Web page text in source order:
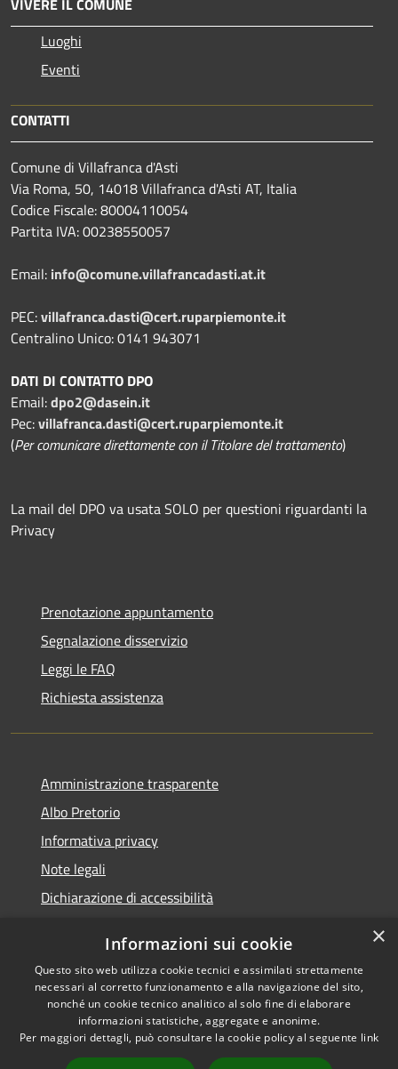
VIVERE IL COMUNE
Luoghi
Eventi
CONTATTI
Comune di Villafranca d'Asti
Via Roma, 50, 14018 Villafranca d'Asti AT, Italia
Codice Fiscale: 80004110054
Partita IVA: 00238550057
Email: info@comune.villafrancadasti.at.it
PEC:villafranca.dasti@cert.ruparpiemonte.it
Centralino Unico: 0141 943071
DATI DI CONTATTO DPO
Email:dpo2@dasein.it
Pec:villafranca.dasti@cert.ruparpiemonte.it
(Per comunicare direttamente con il Titolare del trattamento)
La mail del DPO va usata SOLO per questioni riguardanti la
Privacy
Prenotazione appuntamento
Segnalazione disservizio
Leggi le FAQ
Richiesta assistenza
Amministrazione trasparente
Albo Pretorio
Informativa privacy
Note legali
Dichiarazione di accessibilità
RSS
Accessibilità
Privacy
Cookie
Comune convenzionato
Astigov
Progetto|Convenzione|
×
Informazioni sui cookie
Questo sito web utilizza cookie tecnici e assimilati strettamente
necessari al corretto funzionamento e alla navigazione del sito,
nonché un cookie tecnico analitico al solo fine di elaborare
informazioni statistiche, aggregate e anonime.
Per maggiori dettagli, può consultare la cookie policy al seguente link